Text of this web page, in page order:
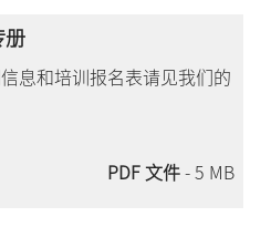
册
息和培训报名表请见我们的
PDF 文件- 5 MB